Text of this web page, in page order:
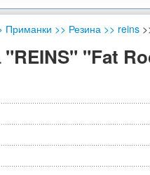
Приманки >> Резина>> reins
"Fat